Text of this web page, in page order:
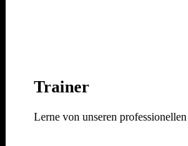
Trainer
Lerne von unseren